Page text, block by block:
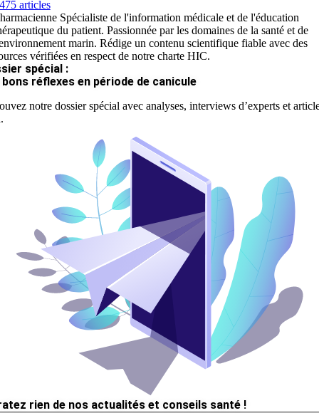
articles
Spécialiste de l'information médicale et de l'éducation
du patient. Passionnée par les domaines de la santé et de
marin. Rédige un contenu scientifique fiable avec des
vérifiées en respect de notre charte HIC.
spécial :
bons réflexes en période de canicule
notre dossier spécial avec analyses, interviews d’experts et
rien de nos actualités et conseils santé !